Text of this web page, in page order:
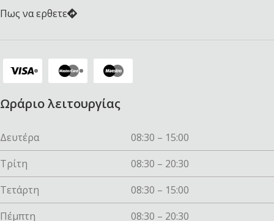
Πως να ερθετε
Ωράριο λειτουργίας
Δευτέρα
08:30 – 15:00
Τρίτη
08:30 – 20:30
Τετάρτη
08:30 – 15:00
Πέμπτη
08:30 – 20:30